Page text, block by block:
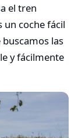
el tren
un coche fácil
buscamos las
y fácilmente